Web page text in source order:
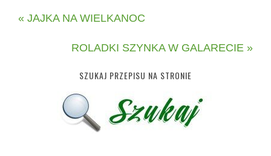
« JAJKA NA WIELKANOC
ROLADKI SZYNKA W GALARECIE »
SZUKAJ PRZEPISU NA STRONIE